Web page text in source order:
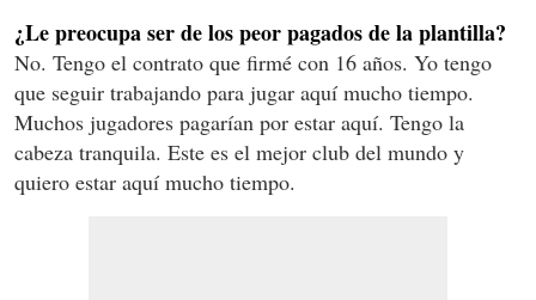
¿Le preocupa ser de los peor pagados de la plantilla?
No. Tengo el contrato que firmé con 16 años. Yo tengo
que seguir trabajando para jugar aquí mucho tiempo.
Muchos jugadores pagarían por estar aquí. Tengo la
cabeza tranquila. Este es el mejor club del mundo y
quiero estar aquí mucho tiempo.